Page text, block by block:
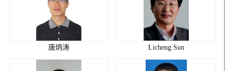
唐炳涛 Licheng Sun